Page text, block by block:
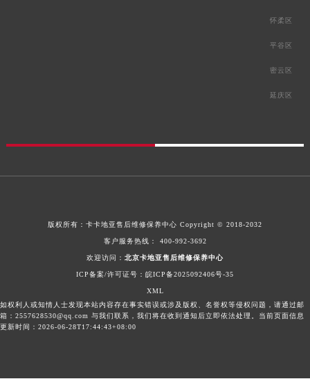
怀柔区
平谷区
密云区
延庆区
版权所有： 卡卡地亚售后维修保养中心 Copyright © 2018-2032
客户服务热线： 400-992-3692
欢迎访问： 北京卡地亚售后维修保养中心
ICP备案/许可证号：皖ICP备2025092406号-35
XML
如权利人或知情人士发现本站内容存在事实错误或涉及版权、名誉权等侵权问题，请通过邮
箱：2557628530@qq.com 与我们联系，我们将在收到通知后立即依法处理。当前页面信息
更新时间：2026-06-28T17:44:43+08:00